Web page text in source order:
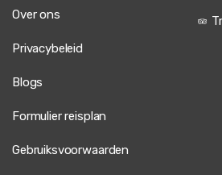
Gonçalo Barbosa
zeer comfortabel. De chauffeur was
attracties in Cappadocië tijdens de
Over ons
Privacybeleid
Blogs
Formulier reisplan
Gebruiksvoorwaarden